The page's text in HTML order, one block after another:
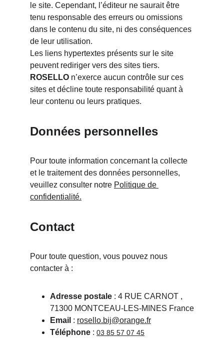
le site. Cependant, l’éditeur ne saurait être
tenu responsable des erreurs ou omissions
dans le contenu du site, ni des conséquences
de leur utilisation.
Les liens hypertextes présents sur le site
peuvent rediriger vers des sites tiers.
ROSELLO n’exerce aucun contrôle sur ces
sites et décline toute responsabilité quant à
leur contenu ou leurs pratiques.
Données personnelles
Pour toute information concernant la collecte
et le traitement des données personnelles,
veuillez consulter notre Politique de
confidentialité.
Contact
Pour toute question, vous pouvez nous
contacter à :
Adresse postale : 4 RUE CARNOT ,
71300 MONTCEAU-LES-MINES France
Email : rosello.bij@orange.fr
Téléphone : 03 85 57 07 45